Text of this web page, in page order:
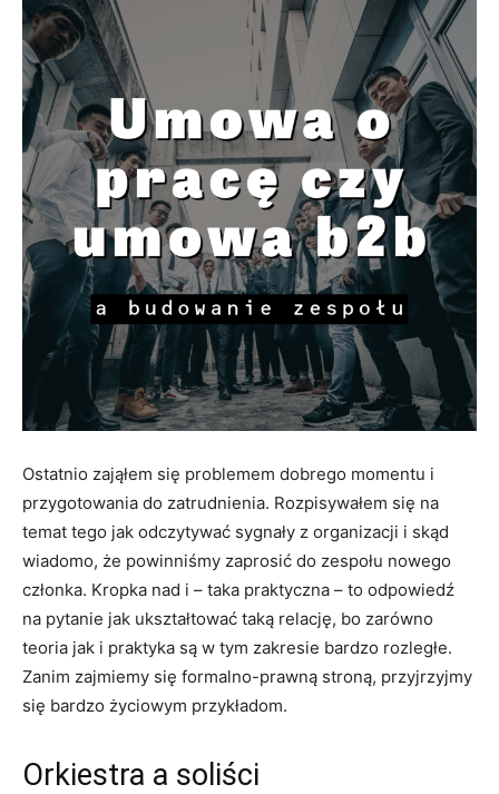
Ostatnio zająłem się problemem dobrego momentu i
przygotowania do zatrudnienia. Rozpisywałem się na
temat tego jak odczytywać sygnały z organizacji i skąd
wiadomo, że powinniśmy zaprosić do zespołu nowego
członka. Kropka nad i – taka praktyczna – to odpowiedź
na pytanie jak ukształtować taką relację, bo zarówno
teoria jak i praktyka są w tym zakresie bardzo rozległe.
Zanim zajmiemy się formalno-prawną stroną, przyjrzyjmy
się bardzo życiowym przykładom.
Orkiestra a soliści